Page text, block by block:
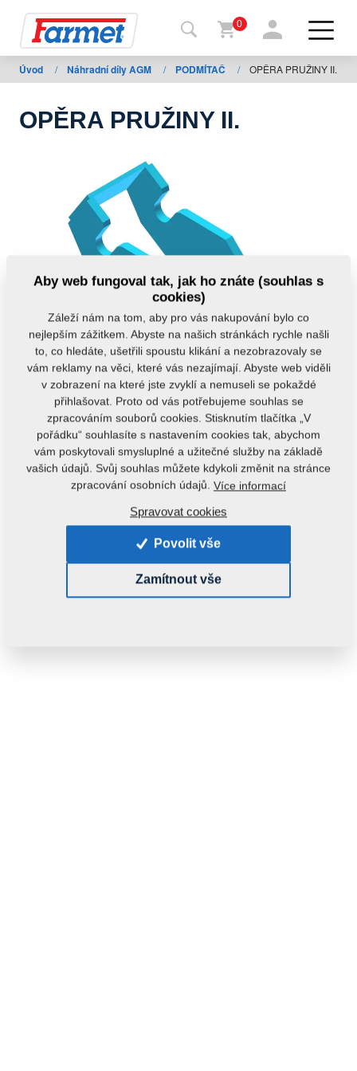
Zpět
na
stažení
0
Úvod / Náhradní díly AGM / PODMÍTAČ / OPĚRA PRUŽINY II.
OPĚRA PRUŽINY II.
Kód produktu: 3001208
Tento díl je použitelný i pro následující stroje:
5,3000 kg
Aby web fungoval tak, jak ho znáte (souhlas s
cookies)
Záleží nám na tom, aby pro vás nakupování bylo co
nejlepším zážitkem. Abyste na našich stránkách rychle našli
to, co hledáte, ušetřili spoustu klikání a nezobrazovaly se
vám reklamy na věci, které vás nezajímají. Abyste web viděli
v zobrazení na které jste zvyklí a nemuseli se pokaždé
přihlašovat. Proto od vás potřebujeme souhlas se
zpracováním souborů cookies. Stisknutím tlačítka „V
pořádku“ souhlasíte s nastavením cookies tak, abychom
vám poskytovali smysluplné a užitečné služby na základě
vašich údajů. Svůj souhlas můžete kdykoli změnit na stránce
zpracování osobních údajů. Více informací
Spravovat cookies
Povolit vše
Zamítnout vše